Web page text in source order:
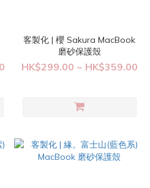
客製化 | 櫻 Sakura MacBook
磨砂保護殼
HK$299.00 ~ HK$359.00